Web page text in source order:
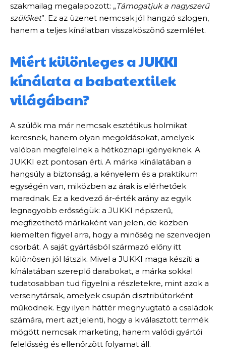
szakmailag megalapozott: „Támogatjuk a nagyszerű
szülőket”. Ez az üzenet nemcsak jól hangzó szlogen,
hanem a teljes kínálatban visszaköszönő szemlélet.
Miért különleges a JUKKI
kínálata a babatextilek
világában?
A szülők ma már nemcsak esztétikus holmikat
keresnek, hanem olyan megoldásokat, amelyek
valóban megfelelnek a hétköznapi igényeknek. A
JUKKI ezt pontosan érti. A márka kínálatában a
hangsúly a biztonság, a kényelem és a praktikum
egységén van, miközben az árak is elérhetőek
maradnak. Ez a kedvező ár-érték arány az egyik
legnagyobb erősségük: a JUKKI népszerű,
megfizethető márkaként van jelen, de közben
kiemelten figyel arra, hogy a minőség ne szenvedjen
csorbát. A saját gyártásból származó előny itt
különösen jól látszik. Mivel a JUKKI maga készíti a
kínálatában szereplő darabokat, a márka sokkal
tudatosabban tud figyelni a részletekre, mint azok a
versenytársak, amelyek csupán disztribútorként
működnek. Egy ilyen háttér megnyugtató a családok
számára, mert azt jelenti, hogy a kiválasztott termék
mögött nemcsak marketing, hanem valódi gyártói
felelősség és ellenőrzött folyamat áll.